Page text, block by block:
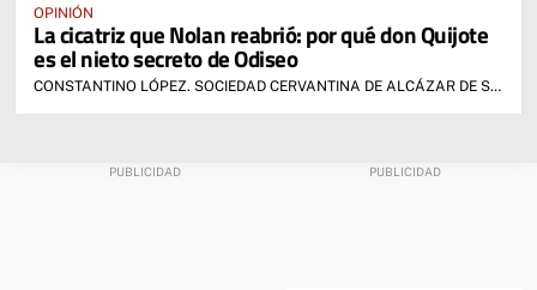
OPINIÓN
La cicatriz que Nolan reabrió: por qué don Quijote
es el nieto secreto de Odiseo
CONSTANTINO LÓPEZ. SOCIEDAD CERVANTINA DE ALCÁZAR DE SAN JUAN